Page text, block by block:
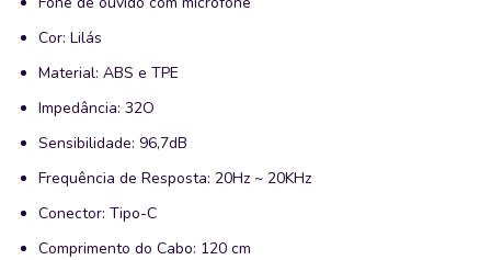
Cor: Lilás
Material: ABS e TPE
Impedância: 32O
Sensibilidade: 96,7dB
Frequência de Resposta: 20Hz ~ 20KHz
Conector: Tipo-C
Comprimento do Cabo: 120 cm